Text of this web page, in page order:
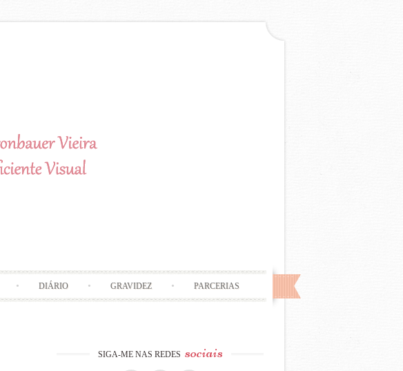
DIÁRIO GRAVIDEZ PARCERIAS
SIGA-ME NAS REDES sociais